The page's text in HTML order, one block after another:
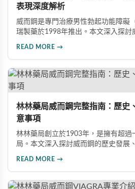
表現深度解析
威而鋼是專門治療男性勃起功能障礙
瑞製藥於1998年推出。本文深入探討
READ MORE →
林林藥局威而鋼完整指南：歷史
意事項
林林藥局創立於1903年，是擁有超過
局。本文深入探討威而鋼的歷史發展
READ MORE →